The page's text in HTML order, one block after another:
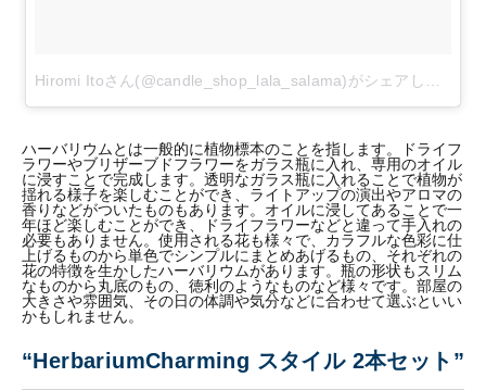
ハーバリウムとは一般的に植物標本のことを指します。ドライフ
ラワーやブリザーブドフラワーをガラス瓶に入れ、専用のオイル
に浸すことで完成します。透明なガラス瓶に入れることで植物が
揺れる様子を楽しむことができ、ライトアップの演出やアロマの
香りなどがついたものもあります。オイルに浸してあることで一
年ほど楽しむことができ、ドライフラワーなどと違って手入れの
必要もありません。使用される花も様々で、カラフルな色彩に仕
上げるものから単色でシンプルにまとめあげるもの、それぞれの
花の特徴を生かしたハーバリウムがあります。瓶の形状もスリム
なものから丸底のもの、徳利のようなものなど様々です。部屋の
大きさや雰囲気、その日の体調や気分などに合わせて選ぶといい
かもしれません。
“HerbariumCharming スタイル 2本セット”